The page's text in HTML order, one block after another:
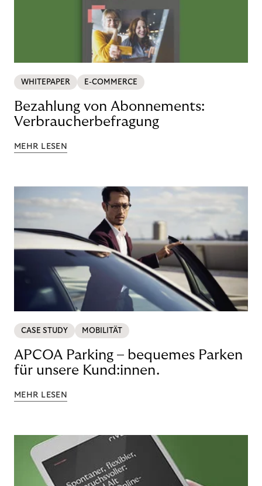
WHITEPAPER E-COMMERCE
Bezahlung von Abonnements:
Verbraucherbefragung
MEHR LESEN
CASE STUDY MOBILITÄT
APCOA Parking – bequemes Parken
für unsere Kund:innen.
MEHR LESEN